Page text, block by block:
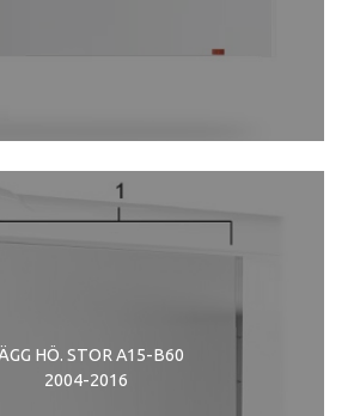
HÖ. STOR A15-B60
2004-2016